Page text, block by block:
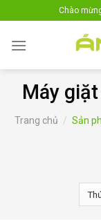
to
content
Chào
Máy
Trang chủ / Sản